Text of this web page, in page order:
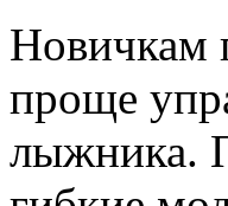
Новичкам
проще
лыжника.